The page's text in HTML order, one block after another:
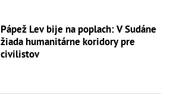
Pápež Lev bije na poplach: V Sudáne
žiada humanitárne koridory pre
civilistov